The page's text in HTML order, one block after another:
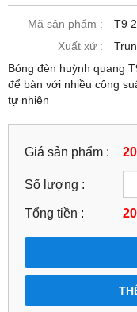
Mã sản phẩm :
T9
Xuất xứ :
Bóng đèn huỳnh quang
để bàn với nhiều công
tự nhiên
Giá sản phẩm :
Số lượng :
Tổng tiền :